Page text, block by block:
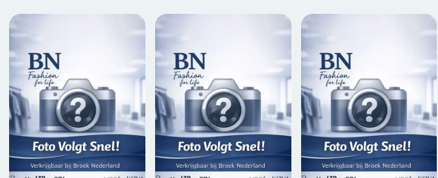
gekozen
worden
op
de
productpagina
gekozen
worden
op
de
productpagina
gekozen
worden
op
de
productpagina